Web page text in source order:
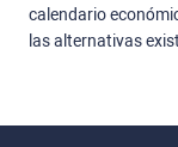
calendario
las alternativas